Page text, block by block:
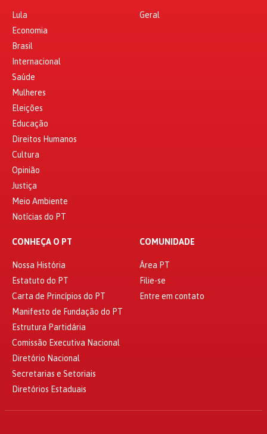
Lula
Economia
Brasil
Internacional
Saúde
Mulheres
Eleições
Educação
Direitos Humanos
Cultura
Opinião
Justiça
Meio Ambiente
Notícias do PT
Geral
CONHEÇA O PT
Nossa História
Estatuto do PT
Carta de Princípios do PT
Manifesto de Fundação do PT
Estrutura Partidária
Comissão Executiva Nacional
Diretório Nacional
Secretarias e Setoriais
Diretórios Estaduais
COMUNIDADE
Área PT
Filie-se
Entre em contato